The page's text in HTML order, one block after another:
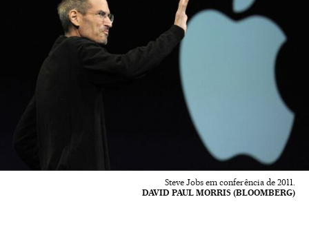
Steve Jobs em conferência de 2011.
DAVID PAUL MORRIS (BLOOMBERG)